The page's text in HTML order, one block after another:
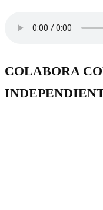
COLABORA